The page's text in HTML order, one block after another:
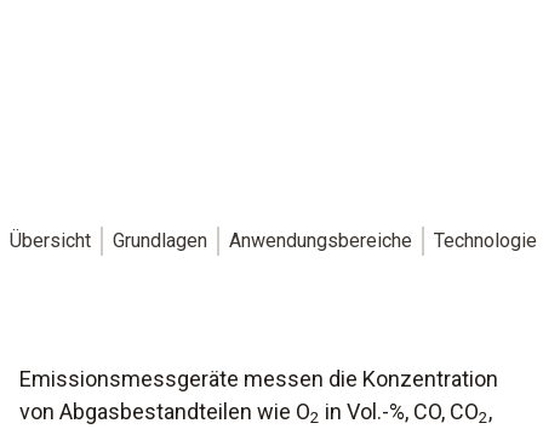
Übersicht Grundlagen Anwendungsbereiche Technologie
Emissionsmessgeräte messen die Konzentration
von Abgasbestandteilen wie O2 in Vol.-%, CO, CO2,